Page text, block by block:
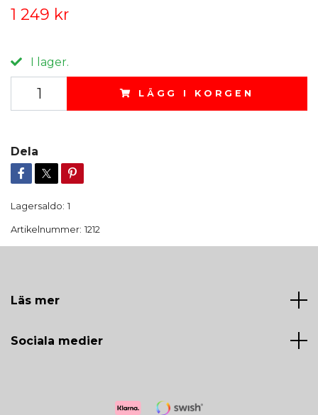
1 249 kr
I lager.
LÄGG I KORGEN
Dela
Lagersaldo: 1
Artikelnummer: 1212
Läs mer
Sociala medier